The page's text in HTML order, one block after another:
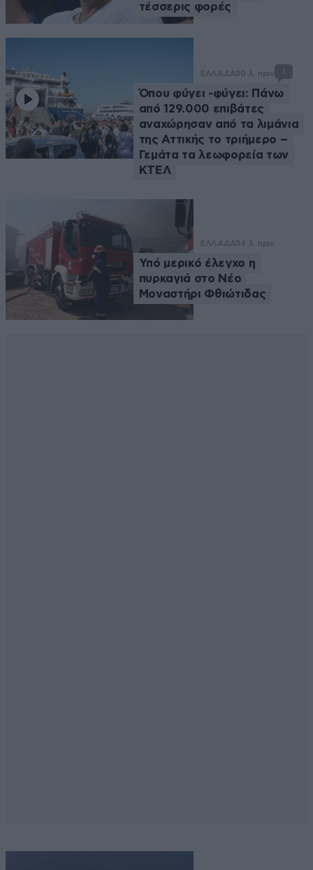
τέσσερις φορές
ΕΛΛΑΔΑ30 λ. πριν 1
Όπου φύγει -φύγει: Πάνω
από 129.000 επιβάτες
αναχώρησαν από τα λιμάνια
της Αττικής το τριήμερο –
Γεμάτα τα λεωφορεία των
ΚΤΕΛ
ΕΛΛΑΔΑ34 λ. πριν
Υπό μερικό έλεγχο η
πυρκαγιά στο Νέο
Μοναστήρι Φθιώτιδας